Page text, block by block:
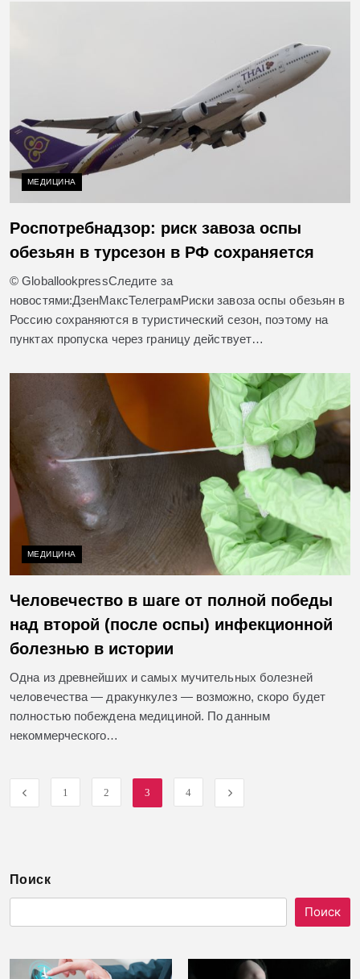
МЕДИЦИНА
Роспотребнадзор: риск завоза оспы
обезьян в турсезон в РФ сохраняется
© GloballookpressСледите за
новостями:ДзенМаксТелеграмРиски завоза оспы обезьян в
Россию сохраняются в туристический сезон, поэтому на
пунктах пропуска через границу действует…
МЕДИЦИНА
Человечество в шаге от полной победы
над второй (после оспы) инфекционной
болезнью в истории
Одна из древнейших и самых мучительных болезней
человечества — дракункулез — возможно, скоро будет
полностью побеждена медициной. По данным
некоммерческого…
1 2 3 4
Поиск
Поиск